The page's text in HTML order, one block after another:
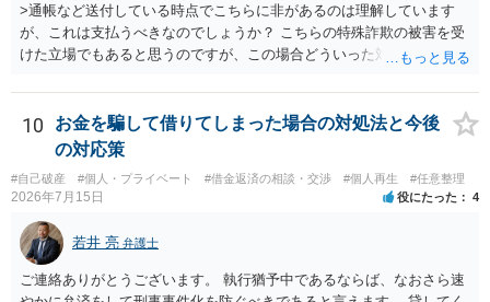
>通帳など送付している時点でこちらに非があるのは理解しています
が、これは支払うべきなのでしょうか？ こちらの特殊詐欺の被害を受
けた立場でもあると思うのですが、この場合どういった対処が必要で
がいいとは思います。 そもそも、特殊詐欺関係なく旦那さんの行為
は法に触れる可能性もあります。 ＞100万を支払わず穏便に和解する
ことは可能でしょうか？ →一般的には難しいです。相談者さんも１０
０万円の被害を受けたとして、１円も払わないで和解したいと言われ
たら、 できるだけ重い刑罰を与えて欲しい、と思われるのではない
でしょうか。 ＞弁護士さんに入ってもらうことで支払額が下がること
はありますか？ そこはあり得ます、ただ、弁護士費用かけるならその
分賠償に回すことも考えられるので、 兼ね合いは考えてみましょう。
10
お金を騙して借りてしまった場合の対処法と今後
の対応策
#自己破産 #個人・プライベート #借金返済の相談・交渉 #個人再生 #任意整理
2026年7月15日 役にたった 4
若井 亮 弁護士
ご連絡ありがとうございます。 執行猶予中であるならば、なおさら速